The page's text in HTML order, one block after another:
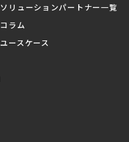
ソリューションパートナー一覧
コラム
ユースケース